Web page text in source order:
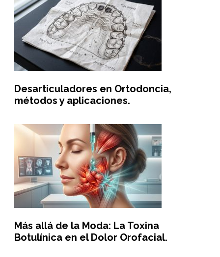
Desarticuladores en Ortodoncia,
métodos y aplicaciones.
Más allá de la Moda: La Toxina
Botulínica en el Dolor Orofacial.